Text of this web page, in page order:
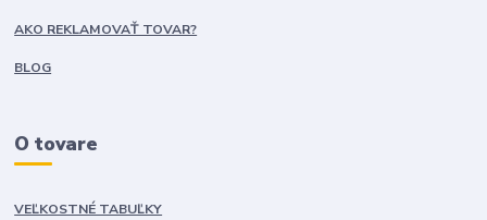
AKO REKLAMOVAŤ TOVAR?
BLOG
O tovare
VEĽKOSTNÉ TABUĽKY